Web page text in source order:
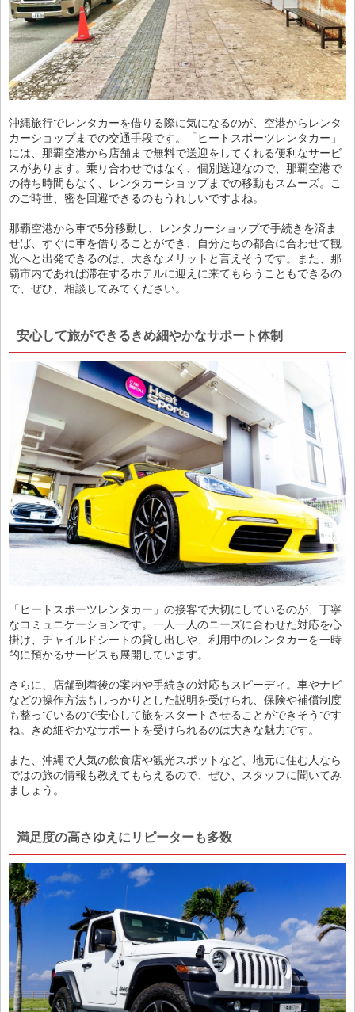
沖縄旅行でレンタカーを借りる際に気になるのが、空港からレンタ
カーショップまでの交通手段です。「ヒートスポーツレンタカー」
には、那覇空港から店舗まで無料で送迎をしてくれる便利なサービ
スがあります。乗り合わせではなく、個別送迎なので、那覇空港で
の待ち時間もなく、レンタカーショップまでの移動もスムーズ。こ
のご時世、密を回避できるのもうれしいですよね。
那覇空港から車で5分移動し、レンタカーショップで手続きを済ま
せば、すぐに車を借りることができ、自分たちの都合に合わせて観
光へと出発できるのは、大きなメリットと言えそうです。また、那
覇市内であれば滞在するホテルに迎えに来てもらうこともできるの
で、ぜひ、相談してみてください。
安心して旅ができるきめ細やかなサポート体制
「ヒートスポーツレンタカー」の接客で大切にしているのが、丁寧
なコミュニケーションです。一人一人のニーズに合わせた対応を心
掛け、チャイルドシートの貸し出しや、利用中のレンタカーを一時
的に預かるサービスも展開しています。
さらに、店舗到着後の案内や手続きの対応もスピーディ。車やナビ
などの操作方法もしっかりとした説明を受けられ、保険や補償制度
も整っているので安心して旅をスタートさせることができそうです
ね。きめ細やかなサポートを受けられるのは大きな魅力です。
また、沖縄で人気の飲食店や観光スポットなど、地元に住む人なら
ではの旅の情報も教えてもらえるので、ぜひ、スタッフに聞いてみ
ましょう。
満足度の高さゆえにリピーターも多数